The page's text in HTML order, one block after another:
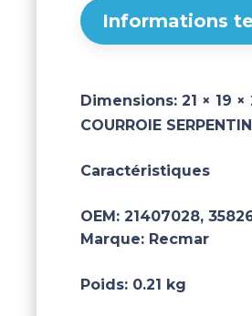
Informations
Dimensions: 21 × 19 ×
COURROIE SERPENTIN
Caractéristiques
OEM: 21407028,
Marque: Recmar
Poids: 0.21 kg